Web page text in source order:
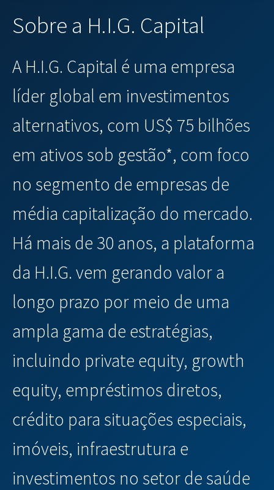
Sobre a H.I.G. Capital
A H.I.G. Capital é uma empresa
líder global em investimentos
alternativos, com US$ 75 bilhões
em ativos sob gestão*, com foco
no segmento de empresas de
média capitalização do mercado.
Há mais de 30 anos, a plataforma
da H.I.G. vem gerando valor a
longo prazo por meio de uma
ampla gama de estratégias,
incluindo private equity, growth
equity, empréstimos diretos,
crédito para situações especiais,
imóveis, infraestrutura e
investimentos no setor de saúde